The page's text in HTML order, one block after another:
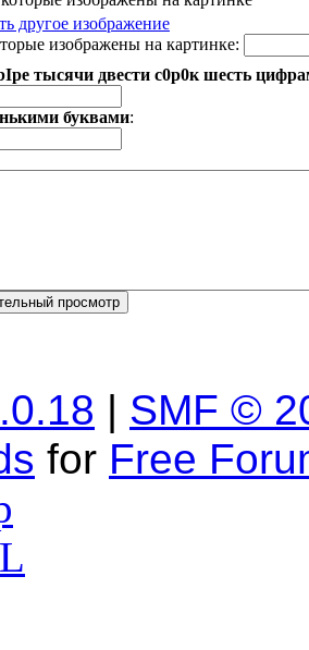
другое изображение
изображены на картинке:
тысячи двести с0р0к шeсть
буквами:
| SMF ©
for Free